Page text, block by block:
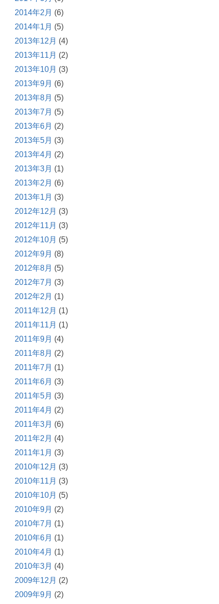
2014年2月 (6)
2014年1月 (5)
2013年12月 (4)
2013年11月 (2)
2013年10月 (3)
2013年9月 (6)
2013年8月 (5)
2013年7月 (5)
2013年6月 (2)
2013年5月 (3)
2013年4月 (2)
2013年3月 (1)
2013年2月 (6)
2013年1月 (3)
2012年12月 (3)
2012年11月 (3)
2012年10月 (5)
2012年9月 (8)
2012年8月 (5)
2012年7月 (3)
2012年2月 (1)
2011年12月 (1)
2011年11月 (1)
2011年9月 (4)
2011年8月 (2)
2011年7月 (1)
2011年6月 (3)
2011年5月 (3)
2011年4月 (2)
2011年3月 (6)
2011年2月 (4)
2011年1月 (3)
2010年12月 (3)
2010年11月 (3)
2010年10月 (5)
2010年9月 (2)
2010年7月 (1)
2010年6月 (1)
2010年4月 (1)
2010年3月 (4)
2009年12月 (2)
2009年9月 (2)